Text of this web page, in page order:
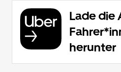
Lade die
herunter